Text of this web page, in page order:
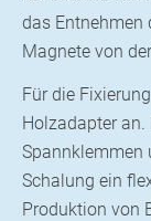
das Entnehmen
Magnete von
Für die
Holzadapter an.
Spannklemmen
Schalung ein
Produktion von